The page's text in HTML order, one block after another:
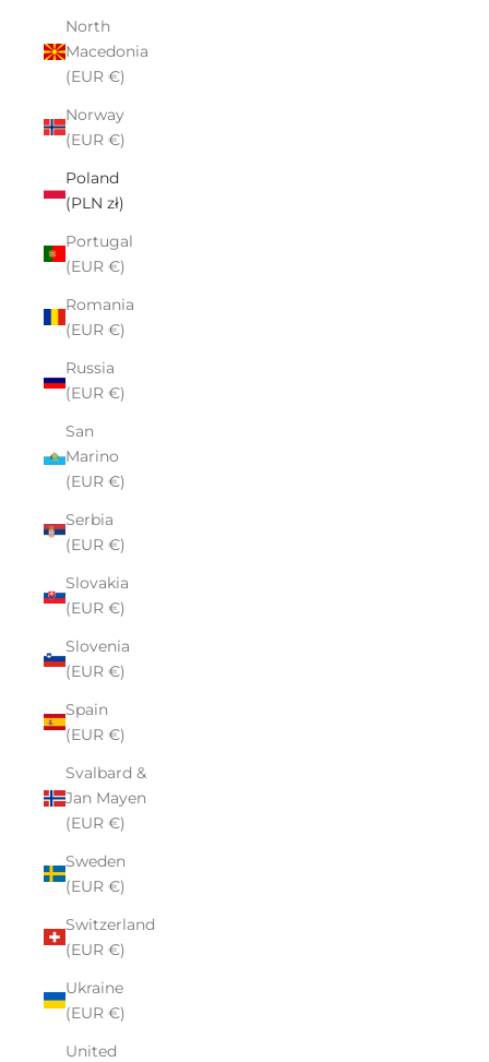
North
Macedonia
(EUR €)
Norway
(EUR €)
Poland
(PLN zł)
Portugal
(EUR €)
Romania
(EUR €)
Russia
(EUR €)
San
Marino
(EUR €)
Serbia
(EUR €)
Slovakia
(EUR €)
Slovenia
(EUR €)
Spain
(EUR €)
Svalbard &
Jan Mayen
(EUR €)
Sweden
(EUR €)
Switzerland
(EUR €)
Ukraine
(EUR €)
United